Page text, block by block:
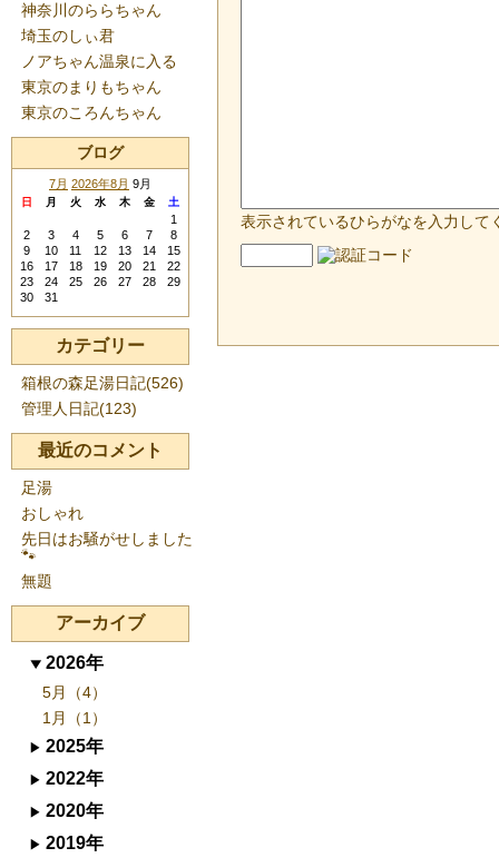
表示されているひらがなを入力して
神奈川のららちゃん
埼玉のしぃ君
ノアちゃん温泉に入る
東京のまりもちゃん
東京のころんちゃん
ブログ
7月 2026年8月 9月
日 月 火 水 木 金 土
1
2
3 4 5 6 7
8
9
10 11 12 13 14
15
16
17 18 19 20 21
22
23
24 25 26 27 28
29
30
31
カテゴリー
箱根の森足湯日記(526)
管理人日記(123)
最近のコメント
足湯
おしゃれ
先日はお騒がせしました
🐾
無題
アーカイブ
2026年
5月（4）
1月（1）
2025年
2022年
2020年
2019年